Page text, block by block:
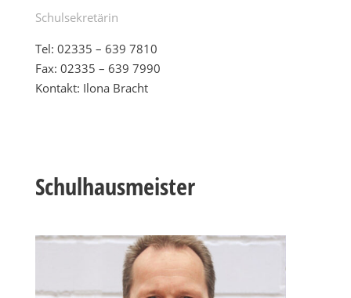
Schulsekretärin
Tel: 02335 – 639 7810
Fax: 02335 – 639 7990
Kontakt: Ilona Bracht
Schulhausmeister